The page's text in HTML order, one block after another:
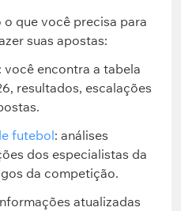
que você precisa para
suas apostas:
: você encontra a tabela
resultados, escalações
futebol: análises
dos especialistas da
da competição.
atualizadas